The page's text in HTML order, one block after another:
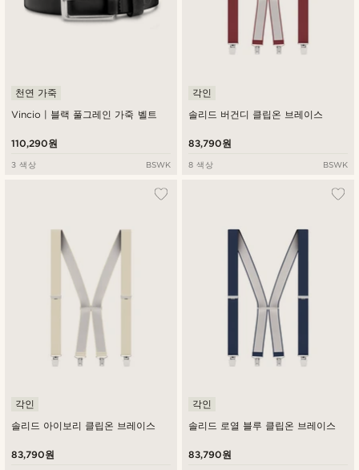
Vincio | 블랙 풀그레인 가죽 벨트
천연 가죽
110,290원
3 색상 BSWK
솔리드 버건디 클립온 브레이스
각인
83,790원
8 색상 BSWK
솔리드 아이보리 클립온 브레이스
각인
83,790원
솔리드 로열 블루 클립온 브레이스
각인
83,790원